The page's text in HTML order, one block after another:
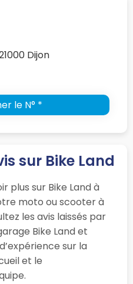
Dijon
le N° *
sur Bike Land
plus sur Bike Land à
moto ou scooter à
les avis laissés par
Bike Land et
sur la
et le